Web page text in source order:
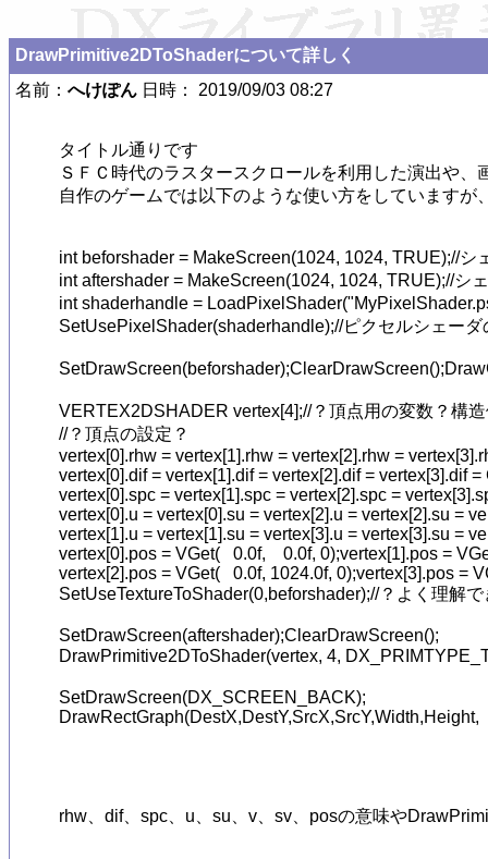
DrawPrimitive2DToShaderについて詳しく
名前： へけぽん 日時： 2019/09/03 08:27
タイトル通りです
ＳＦＣ時代のラスタースクロールを利用した演出や
自作のゲームでは以下のような使い方をしています
int beforshader = MakeScreen(1024, 1024, TRUE);//
int aftershader = MakeScreen(1024, 1024, TRUE);//シ
int shaderhandle =
SetUsePixelShader(shaderhandle);//ピクセルシェーダ
VERTEX2DSHADER vertex[4];//？頂点用の変数？構
//？頂点の設定？
vertex[0].rhw = vertex[1].rhw = vertex[2].rhw =
vertex[0].dif = vertex[1].dif = vertex[2].dif = vertex[3].dif
vertex[0].spc = vertex[1].spc = vertex[2].spc =
vertex[0].u = vertex[0].su = vertex[2].u = vertex[2].su =
vertex[1].u = vertex[1].su = vertex[3].u = vertex[3].su =
vertex[0].pos = VGet(   0.0f,    0.0f, 0);vertex[1].pos =
vertex[2].pos = VGet(   0.0f, 1024.0f, 0);vertex[3].pos =
SetUseTextureToShader(0,beforshader);//？よく理解
SetDrawScreen(aftershader);ClearDrawScreen();
DrawPrimitive2DToShader(vertex, 4,
SetDrawScreen(DX_SCREEN_BACK);
rhw、dif、spc、u、su、v、sv、posの意味や